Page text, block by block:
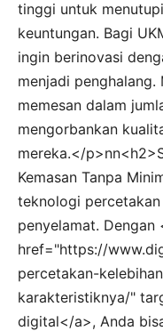
tinggi untuk
keuntungan. Bagi
ingin berinovasi
menjadi
memesan dalam
mengorbankan
mereka.</
Kemasan Tanpa
teknologi
penyelamat. Dengan
href="https://
percetakan-
karakteristiknya/"
digital</a>, Anda